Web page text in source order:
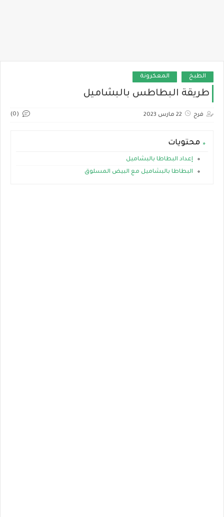
الطبخ المعكرونة
طريقة البطاطس بالبشاميل
فرح 22 مارس 2023 (0)
محتويات
إعداد البطاطا بالبشاميل
البطاطا بالبشاميل مع البيض المسلوق